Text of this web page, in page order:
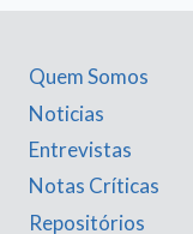
Quem Somos
Noticias
Entrevistas
Notas Críticas
Repositórios